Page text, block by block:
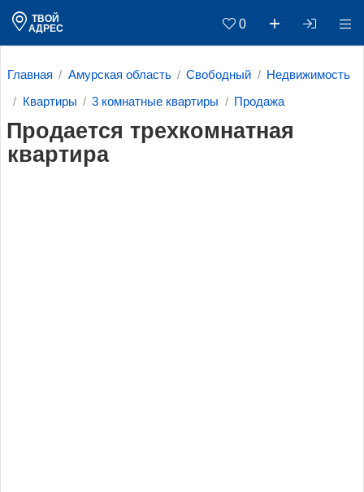
ТВОЙ
АДРЕС
0
Главная Амурская область Свободный Недвижимость
Квартиры 3 комнатные квартиры Продажа
Продается трехкомнатная
квартира